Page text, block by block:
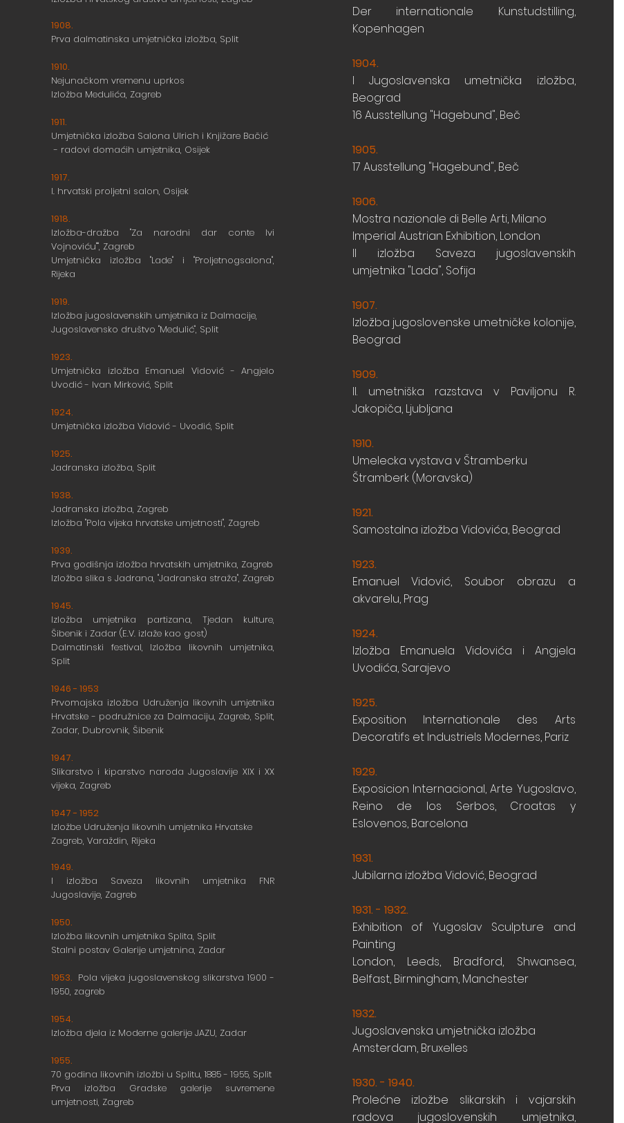
1908.
Prva dalmatinska umjetnička izložba, Split
1910.
Nejunačkom vremenu uprkos
Izložba Medulića, Zagreb
1911.
Umjetnička izložba Salona Ulrich i Knjižare Bačić
- radovi domaćih umjetnika, Osijek
1917.
I. hrvatski proljetni salon, Osijek
1918.
Izložba-dražba "Za narodni dar conte Ivi
Vojnoviću"", Zagreb
Umjetnička izložba "Lade" i "Proljetnogsalona",
Rijeka
1919.
Izložba jugoslavenskih umjetnika iz Dalmacije,
Jugoslavensko društvo "Medulić", Split
1923.
Umjetnička izložba Emanuel Vidović - Angjelo
Uvodić- Ivan Mirković, Split
1924.
Umjetnička izložba Vidović - Uvodić, Split
1925.
Jadranska izložba, Split
1938.
Jadranska izložba, Zagreb
Izložba "Pola vijeka hrvatske umjetnosti", Zagreb
1939.
Prva godišnja izložba hrvatskih umjetnika, Zagreb
Izložba slika s Jadrana, "Jadranska straža", Zagreb
1945.
Izložba umjetnika partizana, Tjedan kulture,
Šibenik i Zadar (E.V. izlaže kao gost)
Dalmatinski festival, Izložba likovnih umjetnika,
Split
1946 - 1953
Prvomajska izložba Udruženja likovnih umjetnika
Hrvatske - podružnice za Dalmaciju, Zagreb, Split,
Zadar, Dubrovnik, Šibenik
1947.
Slikarstvo i kiparstvo naroda Jugoslavije XIX i XX
vijeka, Zagreb
1947 - 1952
Izložbe Udruženja likovnih umjetnika Hrvatske
Zagreb, Varaždin, Rijeka
1949.
I izložba Saveza likovnih umjetnika FNR
Jugoslavije, Zagreb
1950.
Izložba likovnih umjetnika Splita, Split
Stalni postav Galerije umjetnina, Zadar
1953. Pola vijeka jugoslavenskog slikarstva 1900 -
1950, zagreb
1954.
Izložba djela iz Moderne galerije JAZU, Zadar
1955.
70 godina likovnih izložbi u Splitu, 1885 - 1955, Split
Prva izložba Gradske galerije suvremene
umjetnosti, Zagreb
Der internationale Kunstudstilling,
Kopenhagen
1904.
I Jugoslavenska umetnička izložba,
Beograd
16 Ausstellung "Hagebund", Beč
1905.
17 Ausstellung "Hagebund", Beč
1906.
Mostra nazionale di Belle Arti, Milano
Imperial Austrian Exhibition, London
II izložba Saveza jugoslavenskih
umjetnika "Lada", Sofija
1907.
Izložba jugoslovenske umetničke kolonije,
Beograd
1909.
II. umetniška razstava v Paviljonu R.
Jakopiča, Ljubljana
1910.
Umelecka vystava v Štramberku
Štramberk (Moravska)
1921.
Samostalna izložba Vidovića, Beograd
1923.
Emanuel Vidović, Soubor obrazu a
akvarelu, Prag
1924.
Izložba Emanuela Vidovića i Angjela
Uvodića,Sarajevo
1925.
Exposition Internationale des Arts
Decoratifs et Industriels Modernes, Pariz
1929.
Exposicion Internacional, Arte Yugoslavo,
Reino de los Serbos, Croatas y
Eslovenos, Barcelona
1931.
Jubilarna izložba Vidović, Beograd
1931. - 1932.
Exhibition of Yugoslav Sculpture and
Painting
London, Leeds, Bradford, Shwansea,
Belfast, Birmingham, Manchester
1932.
Jugoslavenska umjetnička izložba
Amsterdam, Bruxelles
1930. - 1940.
Prolećne izložbe slikarskih i vajarskih
radova jugoslovenskih umjetnika,